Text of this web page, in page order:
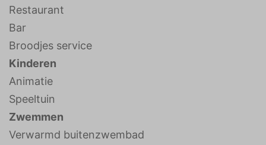
Restaurant
Bar
Broodjes service
Kinderen
Animatie
Speeltuin
Zwemmen
Verwarmd buitenzwembad